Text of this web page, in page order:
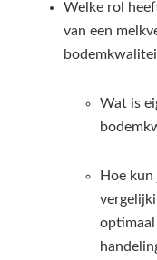
Welke rol
van een
Wat is
Hoe